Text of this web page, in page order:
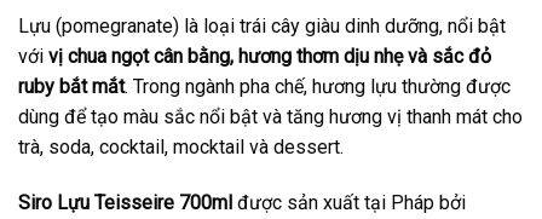
Lựu (pomegranate) là loại trái cây giàu dinh dưỡng, nổi bật
với vị chua ngọt cân bằng, hương thơm dịu nhẹ và sắc đỏ
ruby bắt mắt. Trong ngành pha chế, hương lựu thường được
dùng để tạo màu sắc nổi bật và tăng hương vị thanh mát cho
trà, soda, cocktail, mocktail và dessert.
Siro Lựu Teisseire 700ml được sản xuất tại Pháp bởi